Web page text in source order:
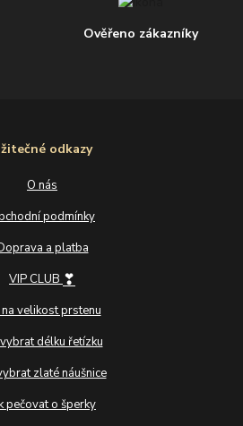
Ověřeno zákazníky
odkazy
O nás
podmínky
a platba
VIP CLUB ❣
na velikost prstenu
délku řetízku
zlaté náušnice
pečovat o šperky